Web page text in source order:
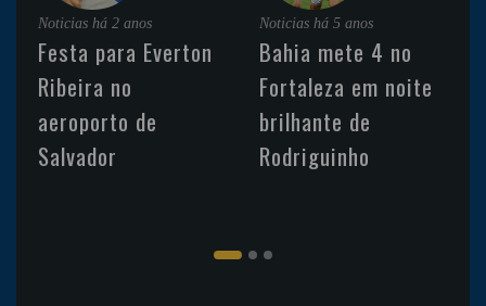
Noticias há 2 anos
Festa para Everton
Ribeira no
aeroporto de
Salvador
Noticias há 5 anos
Bahia mete 4 no
Fortaleza em noite
brilhante de
Rodriguinho